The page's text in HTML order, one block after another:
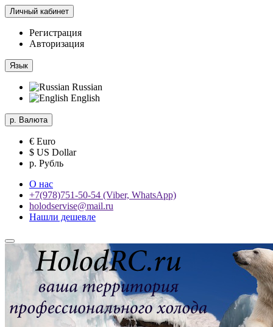
Личный кабинет
Регистрация
Авторизация
Язык
Russian
English
р. Валюта
€ Euro
$ US Dollar
р. Рубль
О нас
+7(978)751-50-54 (Viber, WhatsApp)
holodservise@mail.ru
Нашли дешевле